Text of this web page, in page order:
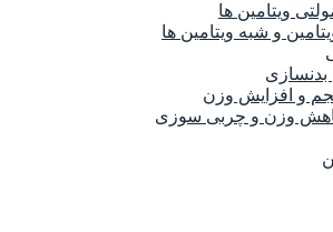
ویتامین ها
و شبه ویتامین ها
بدنسازی
و افزایش وزن
وزن و چربی سوزی